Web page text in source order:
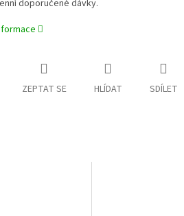
doporučené dávky.
ZEPTAT SE HLÍDAT SDÍLET